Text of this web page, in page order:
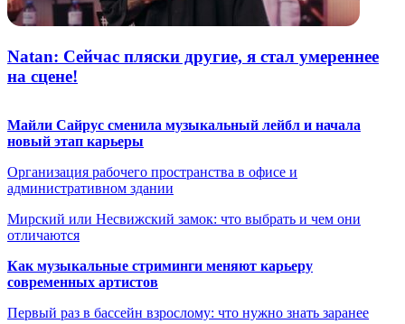
Natan: Сейчас пляски другие, я стал умереннее
на сцене!
Майли Сайрус сменила музыкальный лейбл и начала
новый этап карьеры
Организация рабочего пространства в офисе и
административном здании
Мирский или Несвижский замок: что выбрать и чем они
отличаются
Как музыкальные стриминги меняют карьеру
современных артистов
Первый раз в бассейн взрослому: что нужно знать заранее